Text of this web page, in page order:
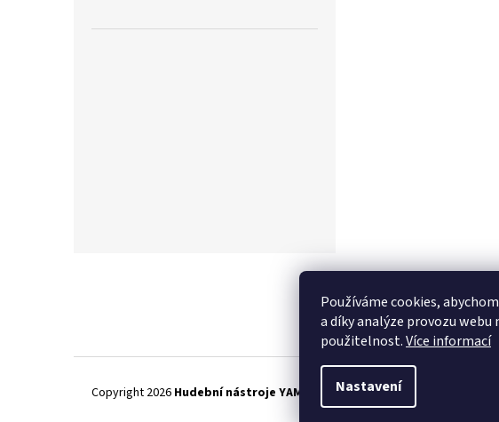
Používáme cookies,
a díky analýze provozu
použitelnost.Více informací
Nastavení
Copyright 2026 Hudební nástroje YAMAMUSIC. Všechna práva vyhrazena.